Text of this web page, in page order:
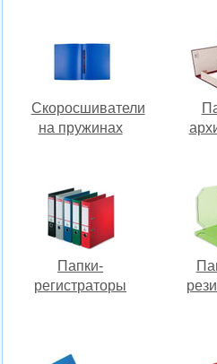
Скоросшиватели
на пружинах
Папки-
регистраторы